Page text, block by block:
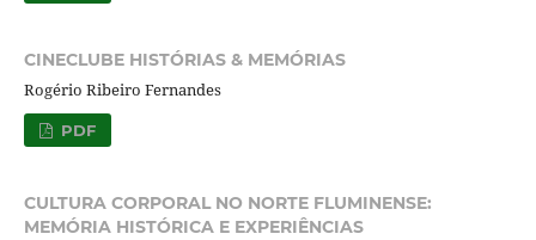
CINECLUBE HISTÓRIAS & MEMÓRIAS
Rogério Ribeiro Fernandes
PDF
CULTURA CORPORAL NO NORTE FLUMINENSE:
MEMÓRIA HISTÓRICA E EXPERIÊNCIAS